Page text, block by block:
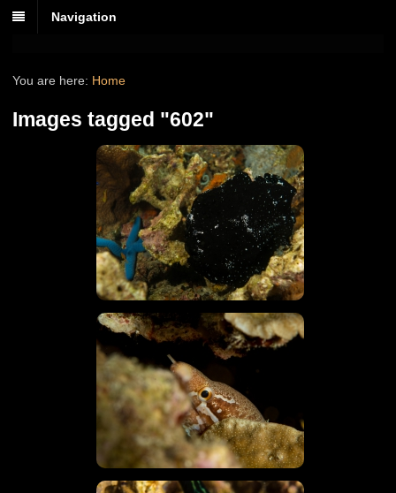
Navigation
You are here: Home
Images tagged "602"